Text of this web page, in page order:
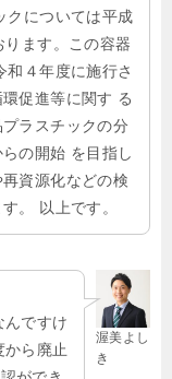
クについては平成
ます。この容器
和４年度に施行さ
促進等に関す る
ラスチックの分
の開始 を目指し
資源化などの検
。 以上です。
渥美よし
き
んですけ
ら廃止